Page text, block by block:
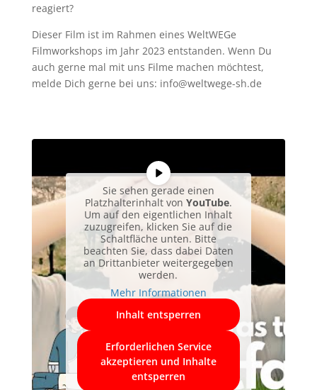
reagiert?
Dieser Film ist im Rahmen eines WeltWEGe
Filmworkshops im Jahr 2023 entstanden. Wenn Du
auch gerne mal mit uns Filme machen möchtest,
melde Dich gerne bei uns: info@weltwege-sh.de
Sie sehen gerade einen
Platzhalterinhalt von YouTube.
Um auf den eigentlichen Inhalt
zuzugreifen, klicken Sie auf die
Schaltfläche unten. Bitte
beachten Sie, dass dabei Daten
an Drittanbieter weitergegeben
werden.
Mehr Informationen
Inhalt entsperren
Erforderlichen Service
akzeptieren und Inhalte
entsperren